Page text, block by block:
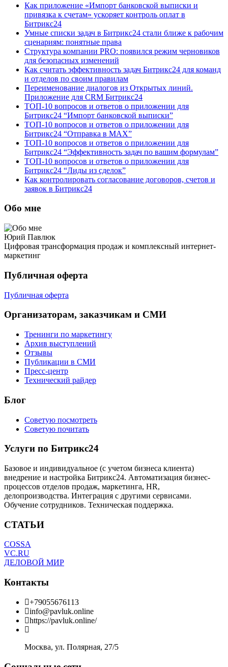
Как приложение «Импорт банковской выписки и
привязка к счетам» ускоряет контроль оплат в
Битрикс24
Умные списки задач в Битрикс24 стали ближе к рабочим
сценариям: понятные права
Структура компании PRO: появился режим черновиков
для безопасных изменений
Как считать эффективность задач Битрикс24 для команд
и отделов по своим правилам
Переименование диалогов из Открытых линий.
Приложение для CRM Битрикс24
ТОП-10 вопросов и ответов о приложении для
Битрикс24 “Импорт банковской выписки”
ТОП-10 вопросов и ответов о приложении для
Битрикс24 “Отправка в МАХ”
ТОП-10 вопросов и ответов о приложении для
Битрикс24 “Эффективность задач по вашим формулам”
ТОП-10 вопросов и ответов о приложении для
Битрикс24 “Лиды из сделок”
Как контролировать согласование договоров, счетов и
заявок в Битрикс24
Обо мне
Юрий Павлюк
Цифровая трансформация продаж и комплексный интернет-
маркетинг
Публичная оферта
Публичная оферта
Организаторам, заказчикам и СМИ
Тренинги по маркетингу
Архив выступлений
Отзывы
Публикации в СМИ
Пресс-центр
Технический райдер
Блог
Советую посмотреть
Советую почитать
Услуги по Битрикс24
Базовое и индивидуальное (с учетом бизнеса клиента)
внедрение и настройка Битрикс24. Автоматизация бизнес-
процессов отделов продаж, маркетинга, HR,
делопроизводства. Интеграция с другими сервисами.
Обучение сотрудников. Техническая поддержка.
СТАТЬИ
COSSA
VC.RU
ДЕЛОВОЙ МИР
Контакты
+79055676113
info@pavluk.online
https://pavluk.online/
Москва, ул. Полярная, 27/5